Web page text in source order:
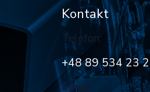
Kontakt
Telefon:
+48 89 534 23
Email: